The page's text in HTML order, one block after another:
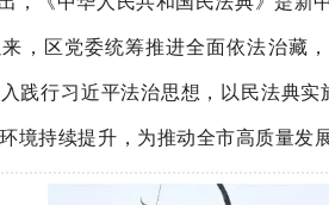
，区党委统筹推进全面依法治藏
践行习近平法治思想，以民法典
境持续提升，为推动全市高质量发